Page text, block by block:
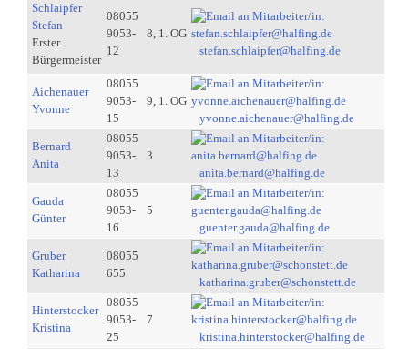
Schlaipfer
Stefan
Erster
Bürgermeister
08055
9053-
12
8, 1. OG
stefan.schlaipfer@halfing.de
Aichenauer
Yvonne
08055
9053-
15
9, 1. OG
yvonne.aichenauer@halfing.de
Bernard
Anita
08055
9053-
13
3
anita.bernard@halfing.de
Gauda
Günter
08055
9053-
16
5
guenter.gauda@halfing.de
Gruber
Katharina
08055
655
katharina.gruber@schonstett.de
Hinterstocker
Kristina
08055
9053-
25
7
kristina.hinterstocker@halfing.de